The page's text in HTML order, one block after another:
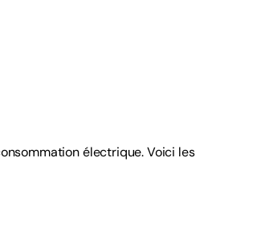
électrique. Voici les